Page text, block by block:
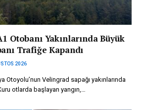
Otobanı Yakınlarında Büyük
Trafiğe Kapandı
2026
Otoyolu’nun Velingrad sapağı yakınlarında
otlarda başlayan yangın,…